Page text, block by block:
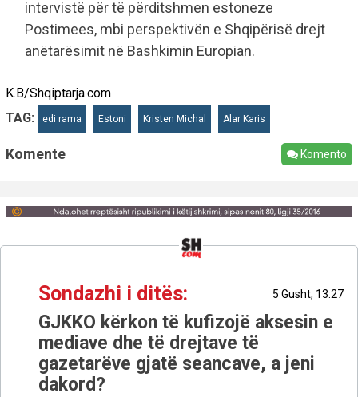
intervistë për të përditshmen estoneze
Postimees, mbi perspektivën e Shqipërisë drejt
anëtarësimit në Bashkimin Europian.
K.B/Shqiptarja.com
TAG:
edi rama Estoni Kristen Michal Alar Karis
Komente Komento
Sondazhi i ditës: 5 Gusht, 13:27
GJKKO kërkon të kufizojë aksesin e
mediave dhe të drejtave të
gazetarëve gjatë seancave, a jeni
dakord?